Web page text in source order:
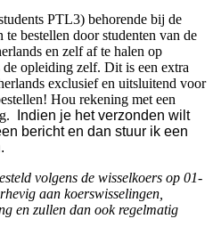
PTL3) behorende bij de
bestellen door studenten van de
en zelf af te halen op
opleiding zelf. Dit is een extra
exclusief en uitsluitend voor
Hou rekening met een
Indien je het verzonden wilt
bericht en dan stuur ik een
volgens de wisselkoers op 01-
aan koerswisselingen,
en zullen dan ook regelmatig